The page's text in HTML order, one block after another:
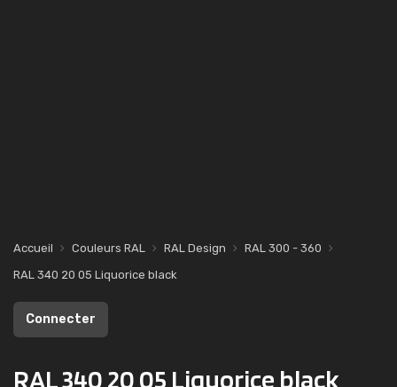
Accueil Couleurs RAL RAL Design
RAL 300 - 360
RAL 340 20 05 Liquorice black
Connecter
RAL 340 20 05 Liquorice black